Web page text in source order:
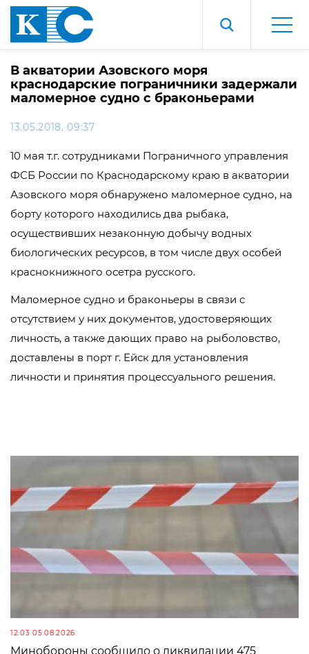
В акватории Азовского моря
краснодарские пограничники задержали
маломерное судно с браконьерами
13.05.2018, 09:37
10 мая т.г. сотрудниками Пограничного управления
ФСБ России по Краснодарскому краю в акватории
Азовского моря обнаружено маломерное судно, на
борту которого находились два рыбака,
осуществивших незаконную добычу водных
биологических ресурсов, в том числе двух особей
краснокнижного осетра русского.
Маломерное судно и браконьеры в связи с
отсутствием у них документов, удостоверяющих
личность, а также дающих право на рыболовство,
доставлены в порт г. Ейск для установления
личности и принятия процессуального решения.
12:03 05.08.2026
Минобороны сообщило о ликвидации 475